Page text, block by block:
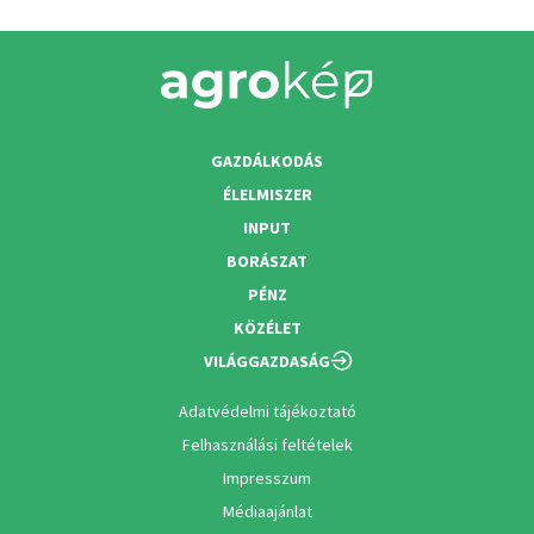
GAZDÁLKODÁS
ÉLELMISZER
INPUT
BORÁSZAT
PÉNZ
KÖZÉLET
VILÁGGAZDASÁG
Adatvédelmi tájékoztató
Felhasználási feltételek
Impresszum
Médiaajánlat